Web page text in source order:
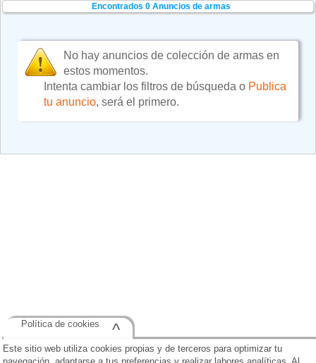
Encontrados 0 Anuncios de armas
No hay anuncios de colección de armas en
estos momentos.
Intenta cambiar los filtros de búsqueda o Publica
tu anuncio, será el primero.
Este sitio web utiliza cookies propias y de terceros para optimizar tu
Política de cookies ^